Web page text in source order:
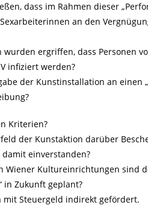
dass im Rahmen dieser
an den
wurden ergriffen, dass Personen
infiziert werden?
der Kunstinstallation an einen
Kriterien?
der Kunstaktion darüber
damit einverstanden?
Wiener Kultureinrichtungen sind
Zukunft geplant?
mit Steuergeld indirekt gefördert.